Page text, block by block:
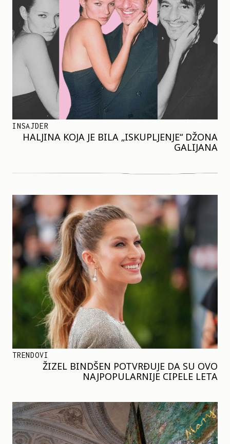
INSAJDER
HALJINA KOJA JE BILA „ISKUPLJENJE“ DŽONA
GALIJANA
TRENDOVI
ŽIZEL BINDŠEN POTVRĐUJE DA SU OVO
NAJPOPULARNIJE CIPELE LETA